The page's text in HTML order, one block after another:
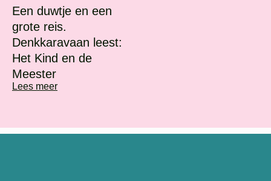
Een duwtje en een
grote reis.
Denkkaravaan leest:
Het Kind en de
Meester
Lees meer